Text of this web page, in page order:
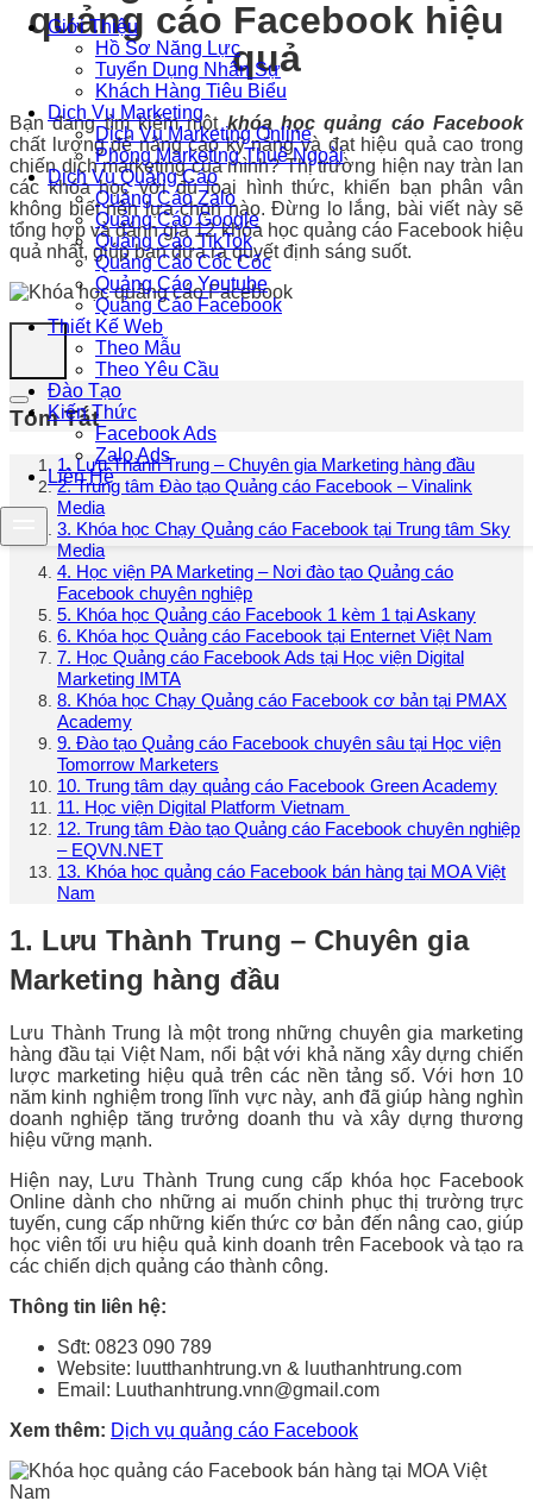
Giới Thiệu
Hồ Sơ Năng Lực
Tuyển Dụng Nhân Sự
Khách Hàng Tiêu Biểu
Dịch Vụ Marketing
Dịch Vụ Marketing Online
Phòng Marketing Thuê Ngoài
Dịch Vụ Quảng Cáo
Quảng Cáo Zalo
Quảng Cáo Google
Quảng Cáo TikTok
Quảng Cáo Cốc Cốc
Quảng Cáo Youtube
Quảng Cáo Facebook
Thiết Kế Web
Theo Mẫu
Theo Yêu Cầu
Đào Tạo
Kiến Thức
Facebook Ads
Zalo Ads
Liên Hệ
quảng cáo Facebook hiệu
quả
Bạn đang tìm kiếm mộtkhóa học quảng cáo Facebook
chất lượng để nâng cao kỹ năngvà đạt hiệu quả cao trong
chiến dịch marketing của mình? Thị trường hiện nay tràn lan
các khóa học với đủ loại hình thức, khiến bạn phân vân
không biết nên lựa chọn nào. Đừng lo lắng, bài viết này sẽ
tổng hợp và đánh giá 12 khóa học quảng cáo Facebook hiệu
quả nhất, giúp bạn đưa ra quyết định sáng suốt.
Tóm Tắt
1. Lưu Thành Trung – Chuyên gia Marketing hàng đầu
2. Trung tâm Đào tạo Quảng cáo Facebook – Vinalink
Media
3. Khóa học Chạy Quảng cáo Facebook tại Trung tâm Sky
Media
4. Học viện PA Marketing – Nơi đào tạo Quảng cáo
Facebook chuyên nghiệp
5. Khóa học Quảng cáo Facebook 1 kèm 1 tại Askany
6. Khóa học Quảng cáo Facebook tại Enternet Việt Nam
7. Học Quảng cáo Facebook Ads tại Học viện Digital
Marketing IMTA
8. Khóa học Chạy Quảng cáo Facebook cơ bản tại PMAX
Academy
9. Đào tạo Quảng cáo Facebook chuyên sâu tại Học viện
Tomorrow Marketers
10. Trung tâm dạy quảng cáo Facebook Green Academy
11. Học viện Digital Platform Vietnam
12. Trung tâm Đào tạo Quảng cáo Facebook chuyên nghiệp
– EQVN.NET
13. Khóa học quảng cáo Facebook bán hàng tại MOA Việt
Nam
1. Lưu Thành Trung – Chuyên gia
Marketing hàng đầu
Lưu Thành Trung là một trong những chuyên gia marketing
hàng đầu tại Việt Nam, nổi bật với khả năng xây dựng chiến
lược marketing hiệu quả trên các nền tảng số. Với hơn 10
năm kinh nghiệm trong lĩnh vực này, anh đã giúp hàng nghìn
doanh nghiệp tăng trưởng doanh thu và xây dựng thương
hiệu vững mạnh.
Hiện nay, Lưu Thành Trung cung cấp khóa học Facebook
Online dành cho những ai muốn chinh phục thị trường trực
tuyến, cung cấp những kiến thức cơ bản đến nâng cao, giúp
học viên tối ưu hiệu quả kinh doanh trên Facebook và tạo ra
các chiến dịch quảng cáo thành công.
Thông tin liên hệ:
Sđt: 0823 090 789
Website: luutthanhtrung.vn & luuthanhtrung.com
Email: Luuthanhtrung.vnn@gmail.com
Xem thêm: Dịch vụ quảng cáo Facebook